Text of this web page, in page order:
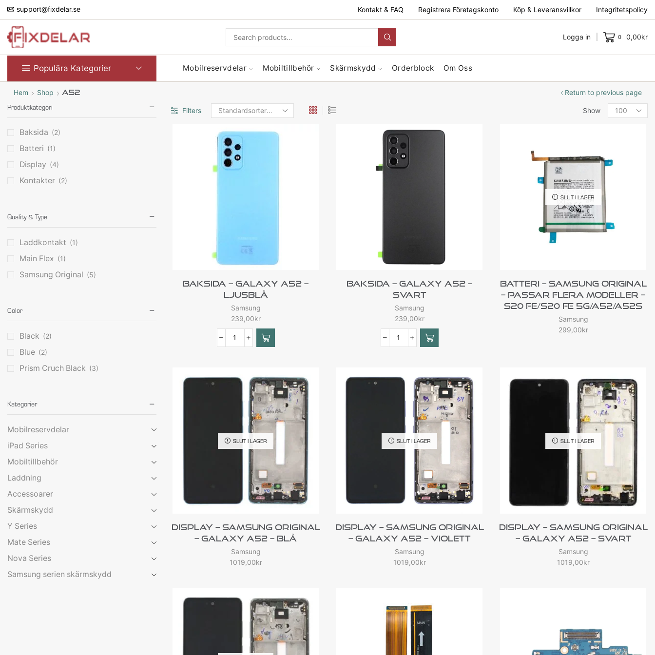
support@fixdelar.se Kontakt & FAQ Registrera Företagskonto Köp & Leveransvillkor Integritetspolicy
Logga in 0 0,00kr
Populära Kategorier Mobilreservdelar Mobiltillbehör Skärmskydd Orderblock Om Oss
Hem Shop A52 Return to previous page
Filters Show
Baksida – Galaxy A52 –
Ljusblå
Samsung
239,00kr
Baksida – Galaxy A52 –
Svart
Samsung
239,00kr
SLUT I LAGER
Batteri – Samsung Original
– Passar Flera Modeller –
S20 FE/S20 FE 5G/A52/A52s
Samsung
299,00kr
SLUT I LAGER
Display – Samsung Original
– Galaxy A52 – Blå
Samsung
1019,00kr
SLUT I LAGER
Display – Samsung Original
– Galaxy A52 – Violett
Samsung
1019,00kr
SLUT I LAGER
Display – Samsung Original
– Galaxy A52 – Svart
Samsung
1019,00kr
Produktkategori
Baksida (2)
Batteri (1)
Display (4)
Kontakter (2)
Quality & Type
Laddkontakt (1)
Main Flex (1)
Samsung Original (5)
Color
Black (2)
Blue (2)
Prism Cruch Black (3)
Kategorier
Mobilreservdelar
iPad Series
Mobiltillbehör
Laddning
Accessoarer
Skärmskydd
Y Series
Mate Series
Nova Series
Samsung serien skärmskydd